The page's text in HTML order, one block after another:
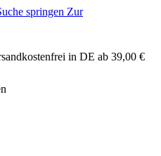
springen Zur
in DE ab 39,00 €